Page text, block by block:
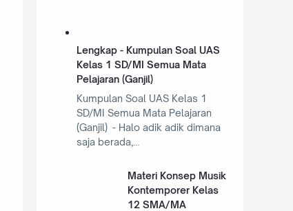
Lengkap - Kumpulan Soal UAS
Kelas 1 SD/MI Semua Mata
Pelajaran (Ganjil)
Kumpulan Soal UAS Kelas 1
SD/MI Semua Mata Pelajaran
(Ganjil) - Halo adik adik dimana
saja berada,…
Materi Konsep Musik
Kontemporer Kelas
12 SMA/MA